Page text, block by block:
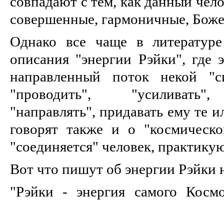
совершенные, гармоничные,
Однако все чаще в
описания "энергии Рэйки", где
направленный поток некой
"проводить", "усиливать",
"направлять", придавать ему те
говорят также и о
"соединяется" человек,
Вот что пишут об энергии Рэйки
"Рэйки - энергия самого